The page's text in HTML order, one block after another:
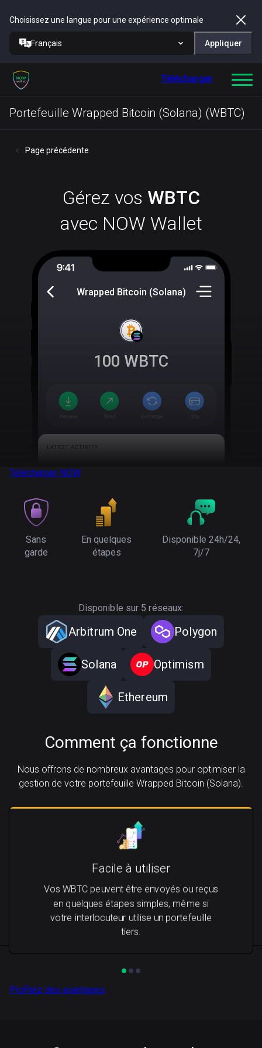
Choisissez une langue pour une expérience optimale
Français Appliquer
Télécharger
Portefeuille Wrapped Bitcoin (Solana) (WBTC)
Page précédente
Gérez vos WBTC
avec NOW Wallet
Wrapped Bitcoin (Solana)
100 WBTC
Télécharger NOW
Sans
garde
En quelques
étapes
Disponible 24h/24,
7j/7
Disponible sur 5 réseaux:
Arbitrum One Polygon
Solana Optimism
Ethereum
Comment ça fonctionne
Nous offrons de nombreux avantages pour optimiser la
gestion de votre portefeuille Wrapped Bitcoin (Solana).
Facile à utiliser
Vos WBTC peuvent être envoyés ou reçus
en quelques étapes simples, même si
votre interlocuteur utilise un portefeuille
tiers.
Profitez des avantages